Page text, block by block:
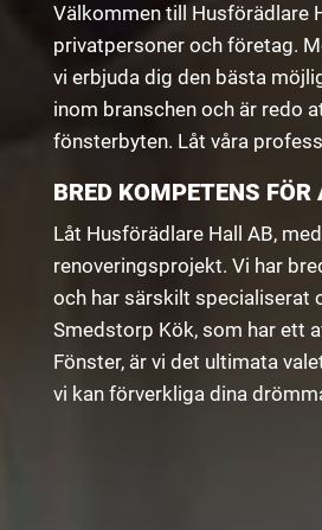
Välkommen till Husförädlare
privatpersoner och företag.
vi erbjuda dig den bästa
inom branschen och är redo
fönsterbyten. Låt våra
BRED KOMPETENS
Låt Husförädlare Hall AB,
renoveringsprojekt. Vi har
och har särskilt specialiserat
Smedstorp Kök, som har ett
Fönster, är vi det ultimata
vi kan förverkliga dina